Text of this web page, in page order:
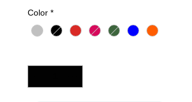
Color *